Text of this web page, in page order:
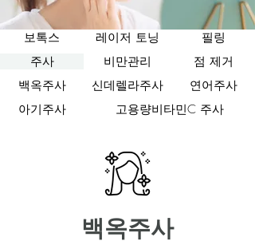
보톡스
주사
레이저 토닝
비만관리
필링
점 제거
백옥주사
아기주사
신데렐라주사
연어주사
고용량비타민C 주사
백옥주사